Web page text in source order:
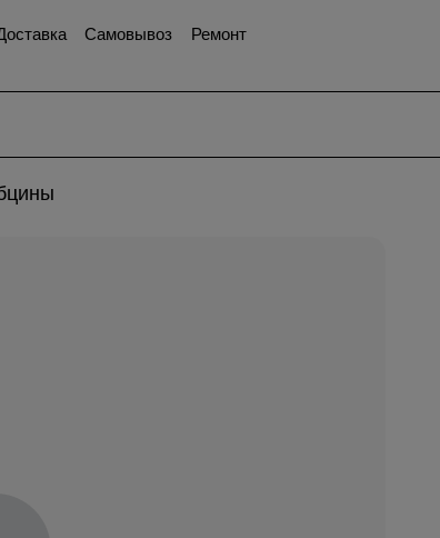
Самовывоз Ремонт